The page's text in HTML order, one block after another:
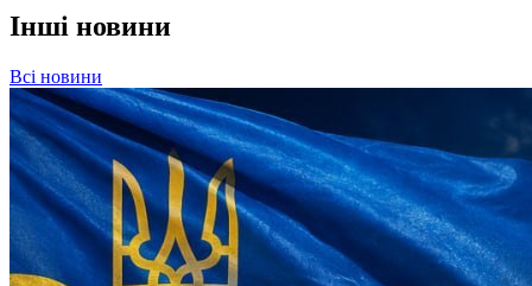
Інші новини
Всі новини